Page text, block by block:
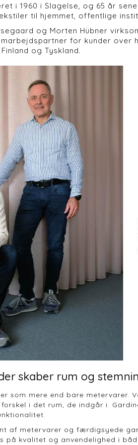
i 1960 i Slagelse, og 65 år
til hjemmet, offentlige
og Morten Hübner
for kunder over
og Tyskland.
skaber rum og
som mere end bare metervarer.
i det rum, de indgår i.
af metervarer og færdigsyede
på kvalitet og anvendelighed i